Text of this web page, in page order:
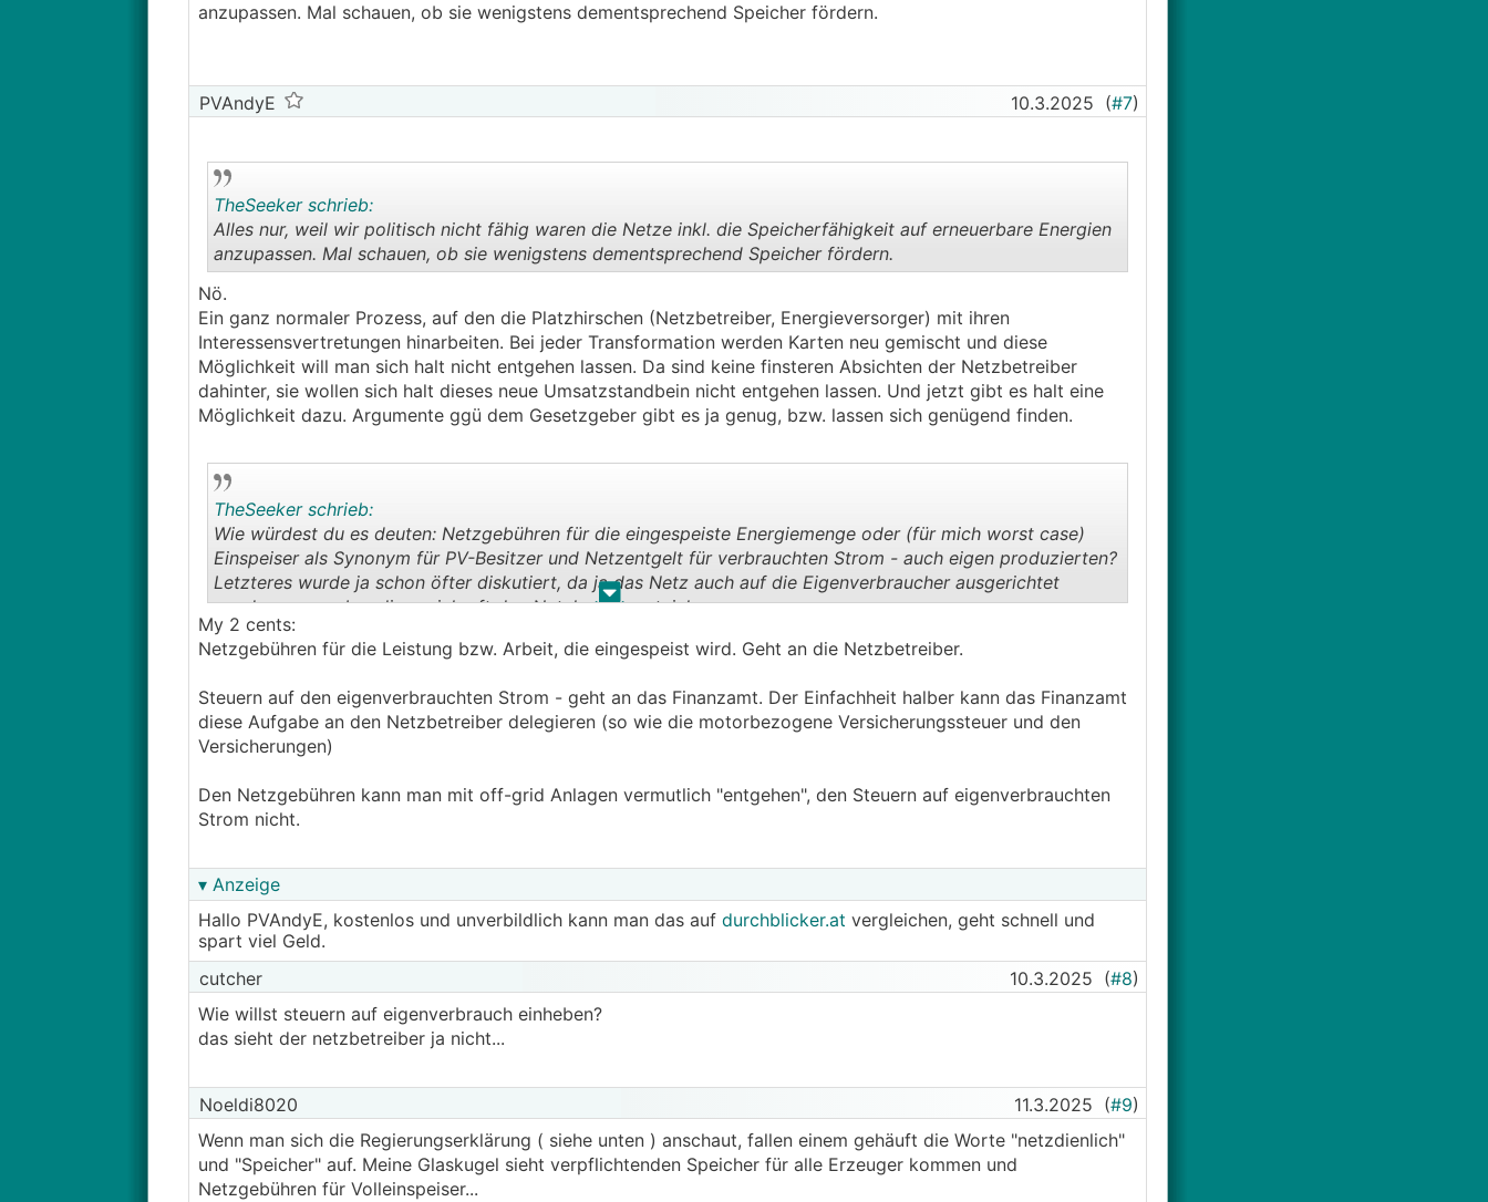
anzupassen. Mal schauen, ob sie wenigstens dementsprechend Speicher fördern.
PVAndyE 10.3.2025 (#7)
TheSeeker schrieb:
Alles nur, weil wir politisch nicht fähig waren die Netze inkl. die Speicherfähigkeit auf erneuerbare Energien
anzupassen. Mal schauen, ob sie wenigstens dementsprechend Speicher fördern.
Nö.
Ein ganz normaler Prozess, auf den die Platzhirschen (Netzbetreiber, Energieversorger) mit ihren
Interessensvertretungen hinarbeiten. Bei jeder Transformation werden Karten neu gemischt und diese
Möglichkeit will man sich halt nicht entgehen lassen. Da sind keine finsteren Absichten der Netzbetreiber
dahinter, sie wollen sich halt dieses neue Umsatzstandbein nicht entgehen lassen. Und jetzt gibt es halt eine
Möglichkeit dazu. Argumente ggü dem Gesetzgeber gibt es ja genug, bzw. lassen sich genügend finden.
. .
TheSeeker schrieb:
Wie würdest du es deuten: Netzgebühren für die eingespeiste Energiemenge oder (für mich worst case)
Einspeiser als Synonym für PV-Besitzer und Netzentgelt für verbrauchten Strom - auch eigen produzierten?
Letzteres wurde ja schon öfter diskutiert, da ja das Netz auch auf die Eigenverbraucher ausgerichtet
werden muss, aber diese sich oft den Netzkosten entziehen.
Meine Befürchtung ausformuliert: Steuernde Netzentgelte nach Netzbelastung für jeglich verwendeten
My 2 cents:
Netzgebühren für die Leistung bzw. Arbeit, die eingespeist wird. Geht an die Netzbetreiber.
Steuern auf den eigenverbrauchten Strom - geht an das Finanzamt. Der Einfachheit halber kann das Finanzamt
diese Aufgabe an den Netzbetreiber delegieren (so wie die motorbezogene Versicherungssteuer und den
Versicherungen)
Den Netzgebühren kann man mit off-grid Anlagen vermutlich "entgehen", den Steuern auf eigenverbrauchten
Strom nicht.
▾ Anzeige
Hallo PVAndyE, kostenlos und unverbildlich kann man das auf durchblicker.at vergleichen, geht schnell und
spart viel Geld.
cutcher
10.3.2025 (#8)
Wie willst steuern auf eigenverbrauch einheben?
das sieht der netzbetreiber ja nicht...
Noeldi8020 11.3.2025 (#9)
Wenn man sich die Regierungserklärung ( siehe unten ) anschaut, fallen einem gehäuft die Worte "netzdienlich"
und "Speicher" auf. Meine Glaskugel sieht verpflichtenden Speicher für alle Erzeuger kommen und
Netzgebühren für Volleinspeiser...